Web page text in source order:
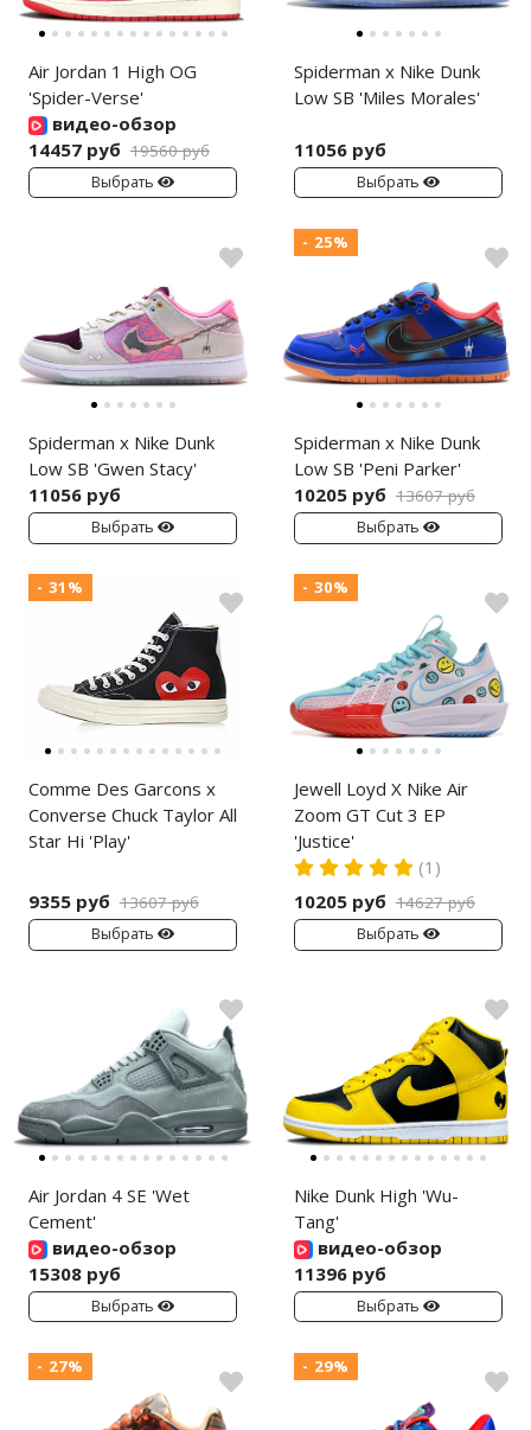
Air Jordan 1 High OG
'Spider-Verse'
видео-обзор
14457 руб 19560 руб
Выбрать
Spiderman x Nike Dunk
Low SB 'Miles Morales'
11056 руб
Выбрать
Spiderman x Nike Dunk
Low SB 'Gwen Stacy'
11056 руб
Выбрать
- 25%
Spiderman x Nike Dunk
Low SB 'Peni Parker'
10205 руб 13607 руб
Выбрать
- 31%
Comme Des Garcons x
Converse Chuck Taylor All
Star Hi 'Play'
9355 руб 13607 руб
Выбрать
- 30%
Jewell Loyd X Nike Air
Zoom GT Cut 3 EP
'Justice'
(1)
10205 руб 14627 руб
Выбрать
Air Jordan 4 SE 'Wet
Cement'
видео-обзор
15308 руб
Выбрать
Nike Dunk High 'Wu-
Tang'
видео-обзор
11396 руб
Выбрать
- 27% - 29%